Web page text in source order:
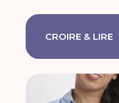
CROIRE & LIRE